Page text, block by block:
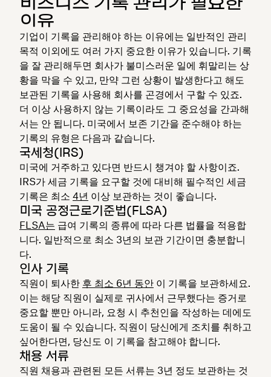
이유
기업이 기록을 관리해야 하는 이유에는 일반적인 관리
목적 이외에도 여러 가지 중요한 이유가 있습니다. 기록
을 잘 관리해두면 회사가 불미스러운 일에 휘말리는 상
황을 막을 수 있고, 만약 그런 상황이 발생한다고 해도
보관된 기록을 사용해 회사를 곤경에서 구할 수 있죠.
더 이상 사용하지 않는 기록이라도 그 중요성을 간과해
서는 안 됩니다. 미국에서 보존 기간을 준수해야 하는
기록의 유형은 다음과 같습니다.
국세청(IRS)
미국에 거주하고 있다면 반드시 챙겨야 할 사항이죠.
IRS가 세금 기록을 요구할 것에 대비해 필수적인 세금
기록은 최소 4년 이상 보관하는 것이 좋습니다.
미국 공정근로기준법(FLSA)
FLSA는 급여 기록의 종류에 따라 다른 법률을 적용합
니다. 일반적으로 최소 3년의 보관 기간이면 충분합니
다.
인사 기록
직원이 퇴사한 후 최소 6년 동안 이 기록을 보관하세요.
이는 해당 직원이 실제로 귀사에서 근무했다는 증거로
중요할 뿐만 아니라, 요청 시 추천인을 작성하는 데에도
도움이 될 수 있습니다. 직원이 당신에게 조치를 취하고
싶어한다면, 당신도 이 기록을 참고해야 합니다.
채용 서류
직원 채용과 관련된 모든 서류는 3년 정도 보관하는 것